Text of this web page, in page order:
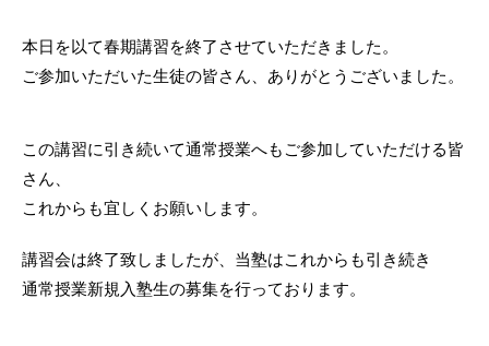
本日を以て春期講習を終了させていただきました。
ご参加いただいた生徒の皆さん、ありがとうございました。
この講習に引き続いて通常授業へもご参加していただける皆
さん、
これからも宜しくお願いします。
講習会は終了致しましたが、当塾はこれからも引き続き
通常授業新規入塾生の募集を行っております。